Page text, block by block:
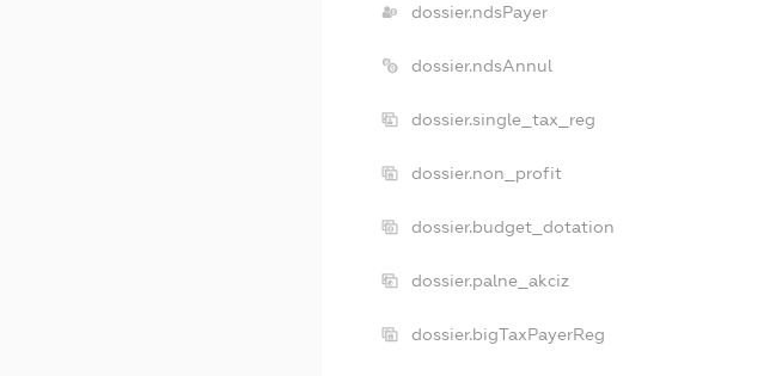
dossier.ndsPayer
dossier.ndsAnnul
dossier.single_tax_reg
dossier.non_profit
dossier.budget_dotation
dossier.palne_akciz
dossier.bigTaxPayerReg